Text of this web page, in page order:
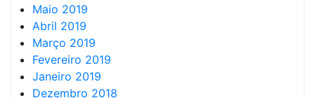
Maio 2019
Abril 2019
Março 2019
Fevereiro 2019
Janeiro 2019
Dezembro 2018